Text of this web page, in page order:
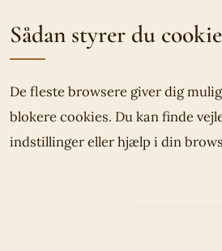
Sådan styrer du
De fleste browsere giver dig
blokere cookies. Du kan finde
indstillinger eller hjælp i din